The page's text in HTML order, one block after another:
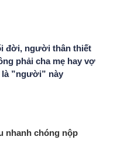
đời, người thân thiết
phải cha mẹ hay vợ
là ”người” này
nhanh chóng nộp